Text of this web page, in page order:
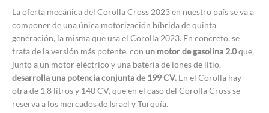
La oferta mecánica del Corolla Cross 2023 en nuestro país se va a
componer de una única motorización híbrida de quinta
generación, la misma que usa el Corolla 2023. En concreto, se
trata de la versión más potente, con un motor de gasolina 2.0que,
junto a un motor eléctrico y una batería de iones de litio,
desarrolla una potencia conjunta de 199 CV. En el Corolla hay
otra de 1.8 litros y 140 CV, que en el caso del Corolla Cross se
reserva a los mercados de Israel y Turquía.